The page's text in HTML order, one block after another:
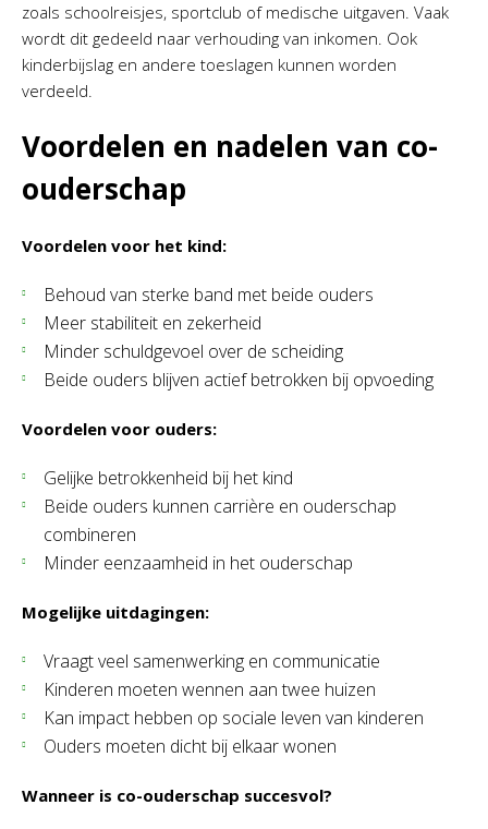
zoals schoolreisjes, sportclub of medische uitgaven. Vaak
wordt dit gedeeld naar verhouding van inkomen. Ook
kinderbijslag en andere toeslagen kunnen worden
verdeeld.
Voordelen en nadelen van co-
ouderschap
Voordelen voor het kind:
Behoud van sterke band met beide ouders
Meer stabiliteit en zekerheid
Minder schuldgevoel over de scheiding
Beide ouders blijven actief betrokken bij opvoeding
Voordelen voor ouders:
Gelijke betrokkenheid bij het kind
Beide ouders kunnen carrière en ouderschap
combineren
Minder eenzaamheid in het ouderschap
Mogelijke uitdagingen:
Vraagt veel samenwerking en communicatie
Kinderen moeten wennen aan twee huizen
Kan impact hebben op sociale leven van kinderen
Ouders moeten dicht bij elkaar wonen
Wanneer is co-ouderschap succesvol?